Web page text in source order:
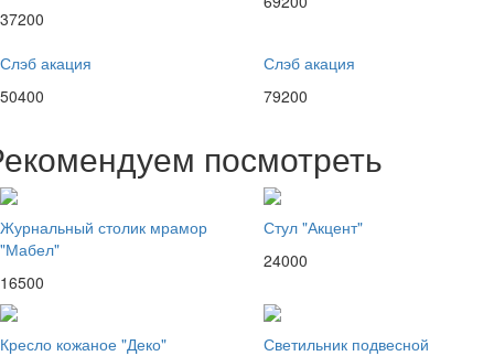
37200
Слэб акация
50400
Слэб акация
79200
посмотреть
Журнальный столик мрамор
"Мабел"
16500
Стул "Акцент"
24000
Кресло кожаное "Деко"
Светильник подвесной